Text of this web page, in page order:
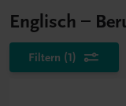
Englisch –
Filtern (1)